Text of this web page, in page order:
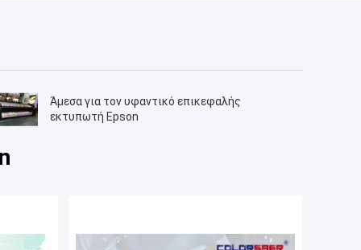
Άμεσα για τον υφαντικό επικεφαλής
εκτυπωτή Epson